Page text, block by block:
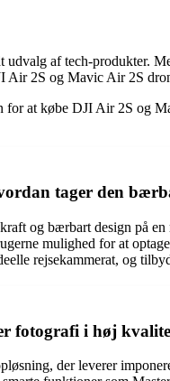
af tech-produkter.
Air 2S og Mavic Air 2S
for at købe DJI Air 2S
tager den
og bærbart design på
mulighed for at
rejsekammerat, og
i høj
der leverer